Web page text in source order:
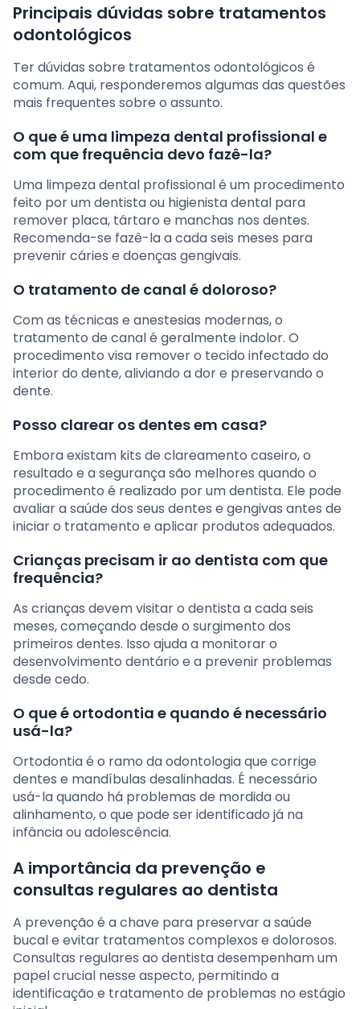
Principais dúvidas sobre tratamentos
odontológicos
Ter dúvidas sobre tratamentos odontológicos é
comum. Aqui, responderemos algumas das questões
mais frequentes sobre o assunto.
O que é uma limpeza dental profissional e
com que frequência devo fazê-la?
Uma limpeza dental profissional é um procedimento
feito por um dentista ou higienista dental para
remover placa, tártaro e manchas nos dentes.
Recomenda-se fazê-la a cada seis meses para
prevenir cáries e doenças gengivais.
O tratamento de canal é doloroso?
Com as técnicas e anestesias modernas, o
tratamento de canal é geralmente indolor. O
procedimento visa remover o tecido infectado do
interior do dente, aliviando a dor e preservando o
dente.
Posso clarear os dentes em casa?
Embora existam kits de clareamento caseiro, o
resultado e a segurança são melhores quando o
procedimento é realizado por um dentista. Ele pode
avaliar a saúde dos seus dentes e gengivas antes de
iniciar o tratamento e aplicar produtos adequados.
Crianças precisam ir ao dentista com que
frequência?
As crianças devem visitar o dentista a cada seis
meses, começando desde o surgimento dos
primeiros dentes. Isso ajuda a monitorar o
desenvolvimento dentário e a prevenir problemas
desde cedo.
O que é ortodontia e quando é necessário
usá-la?
Ortodontia é o ramo da odontologia que corrige
dentes e mandíbulas desalinhadas. É necessário
usá-la quando há problemas de mordida ou
alinhamento, o que pode ser identificado já na
infância ou adolescência.
A importância da prevenção e
consultas regulares ao dentista
A prevenção é a chave para preservar a saúde
bucal e evitar tratamentos complexos e dolorosos.
Consultas regulares ao dentista desempenham um
papel crucial nesse aspecto, permitindo a
identificação e tratamento de problemas no estágio